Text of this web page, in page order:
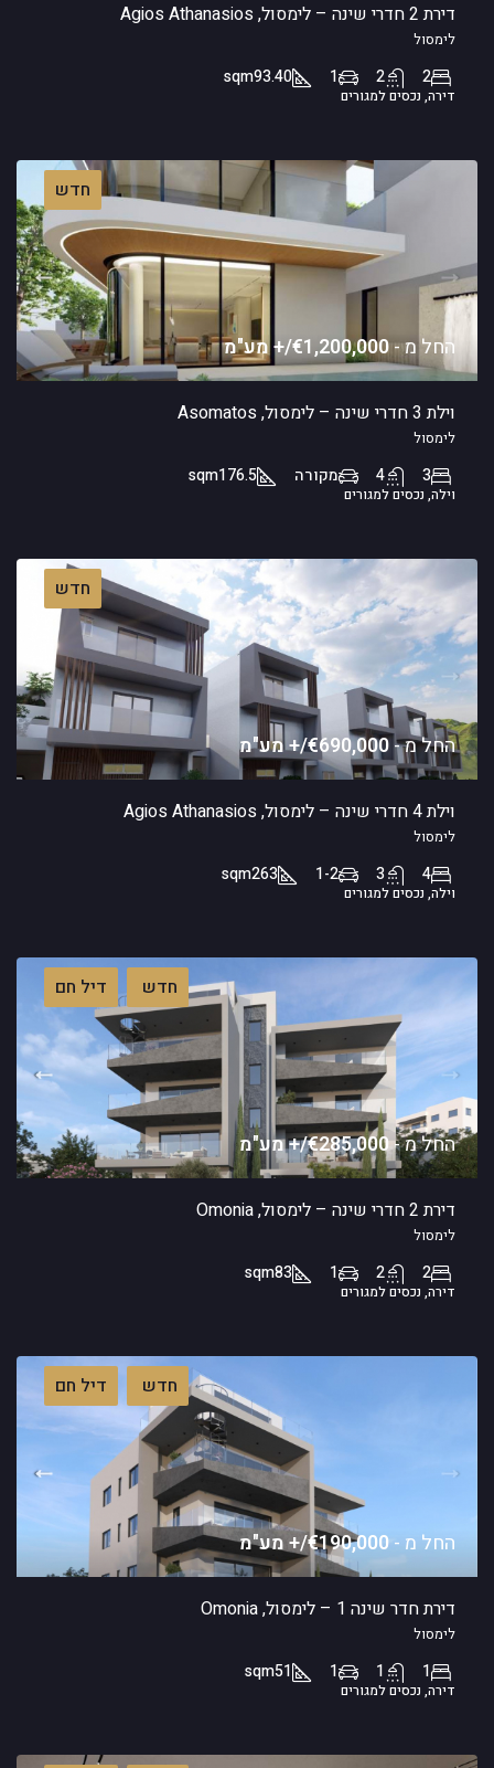
דירת 2 חדרי שינה – לימסול, Agios Athanasios
לימסול
2
2
1
93.40
sqm
דירה, נכסים למגורים
חדש
החל מ -€1,200,000/+ מע"מ
וילת 3 חדרי שינה – לימסול, Asomatos
לימסול
3
4 מקורה 176.5
sqm
וילה, נכסים למגורים
חדש
החל מ -€690,000/+ מע"מ
וילת 4 חדרי שינה – לימסול, Agios Athanasios
לימסול
4
3
1-2
263
sqm
וילה, נכסים למגורים
חדש דיל חם
החל מ -€285,000/+ מע"מ
דירת 2 חדרי שינה – לימסול, Omonia
לימסול
2
2
1
83
sqm
דירה, נכסים למגורים
חדש דיל חם
החל מ -€190,000/+ מע"מ
דירת חדר שינה 1 – לימסול, Omonia
לימסול
1
1
1
51
sqm
דירה, נכסים למגורים